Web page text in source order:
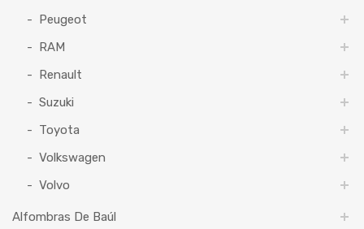
Peugeot
RAM
Renault
Suzuki
Toyota
Volkswagen
Volvo
Alfombras De Baúl